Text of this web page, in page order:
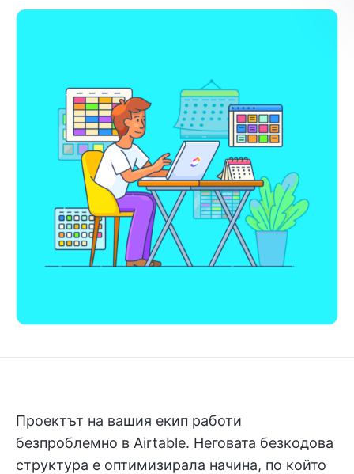
Проектът на вашия екип работи
безпроблемно в Airtable. Неговата безкодова
структура е оптимизирала начина, по който